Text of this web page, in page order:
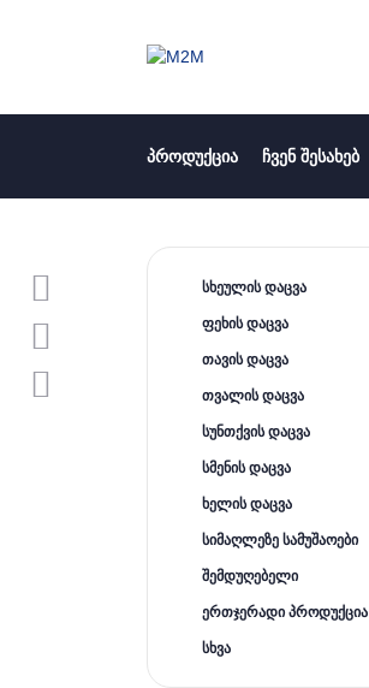
ᲞᲠᲝᲓᲣᲥᲪᲘᲐ ᲩᲕᲔᲜ ᲨᲔᲡᲐᲮᲔᲑ
სხეულის დაცვა
ფეხის დაცვა
თავის დაცვა
თვალის დაცვა
სუნთქვის დაცვა
სმენის დაცვა
ხელის დაცვა
სიმაღლეზე სამუშაოები
შემდუღებელი
ერთჯერადი პროდუქცია
სხვა